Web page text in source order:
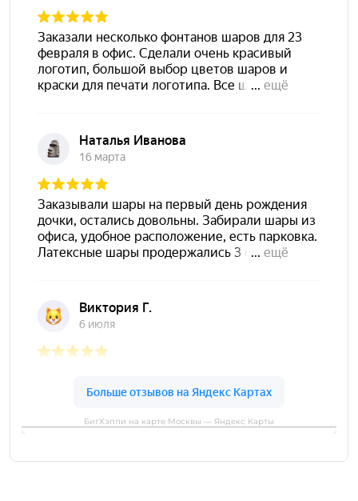
БигХэппи на карте Москвы — Яндекс Карты